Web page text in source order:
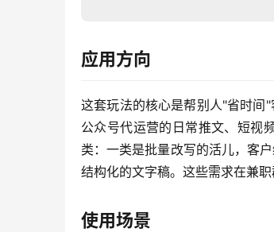
应用方向
这套玩法的核心是帮别人"省时间
公众号代运营的日常推文、短视
类：一类是批量改写的活儿，客
结构化的文字稿。这些需求在兼
使用场景